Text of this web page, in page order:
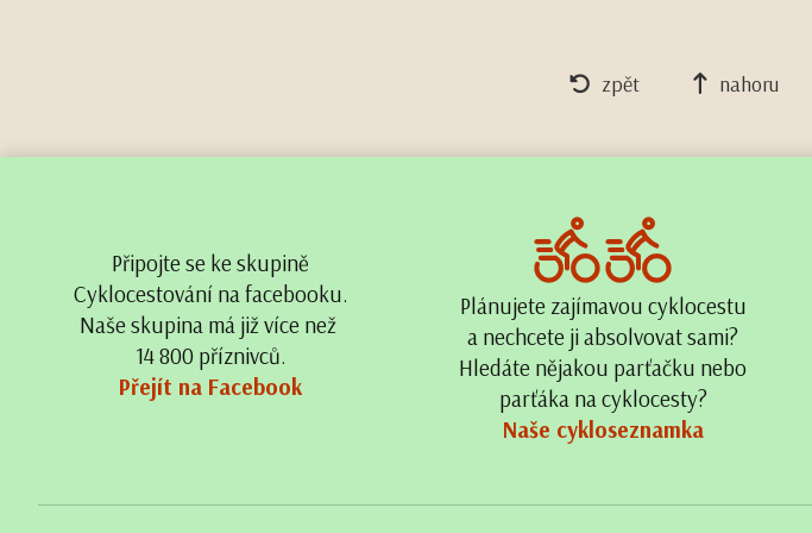
zpět nahoru
Připojte se ke skupině
Cyklocestování na facebooku.
Naše skupina má již více než
14 800 příznivců.
Přejít na Facebook
Plánujete zajímavou cyklocestu
a nechcete ji absolvovat sami?
Hledáte nějakou parťačku nebo
parťáka na cyklocesty?
Naše cykloseznamka